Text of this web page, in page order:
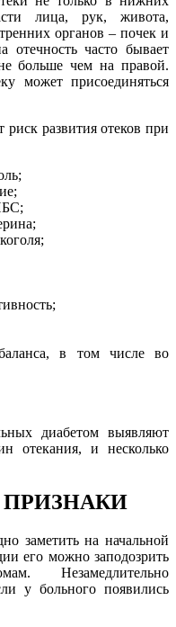
лица, рук, живота,
органов – почек и
отечность часто бывает
больше чем на правой.
может присоединяться
развития отеков при
в том числе во
диабетом выявляют
отекания, и несколько
заметить на начальной
его можно заподозрить
Незамедлительно
у больного появились